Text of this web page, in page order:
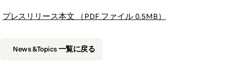
プレスリリース本文 （PDF ファイル 0.5MB）
News &Topics 一覧に戻る